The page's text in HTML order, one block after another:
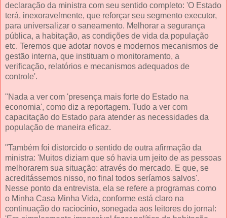
declaração da ministra com seu sentido completo: 'O Estado
terá, inexoravelmente, que reforçar seu segmento executor,
para universalizar o saneamento. Melhorar a segurança
pública, a habitação, as condições de vida da população
etc. Teremos que adotar novos e modernos mecanismos de
gestão interna, que instituam o monitoramento, a
verificação, relatórios e mecanismos adequados de
controle'.
"Nada a ver com 'presença mais forte do Estado na
economia', como diz a reportagem. Tudo a ver com
capacitação do Estado para atender as necessidades da
população de maneira eficaz.
"Também foi distorcido o sentido de outra afirmação da
ministra: 'Muitos diziam que só havia um jeito de as pessoas
melhorarem sua situação: através do mercado. E que, se
acreditássemos nisso, no final todos seríamos salvos'.
Nesse ponto da entrevista, ela se refere a programas como
o Minha Casa Minha Vida, conforme está claro na
continuação do raciocínio, sonegada aos leitores do jornal: